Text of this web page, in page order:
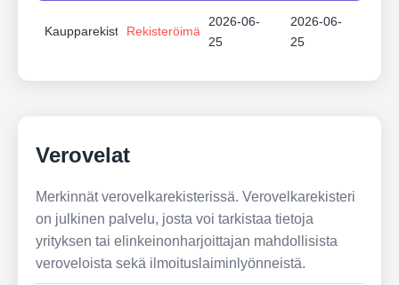
KaupparekisteriRekisteröimätön
2026-06-
25
2026-06-
25
Verovelat
Merkinnät verovelkarekisterissä. Verovelkarekisteri
on julkinen palvelu, josta voi tarkistaa tietoja
yrityksen tai elinkeinonharjoittajan mahdollisista
veroveloista sekä ilmoituslaiminlyönneistä.